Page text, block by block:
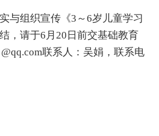
与组织宣传《3～6岁儿童学习
，请于6月20日前交基础教育
联系人：吴娟，联系电